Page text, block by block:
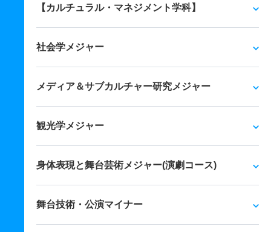
【カルチュラル・マネジメント学科】
社会学メジャー
メディア＆サブカルチャー研究メジャー
観光学メジャー
身体表現と舞台芸術メジャー(演劇コース)
舞台技術・公演マイナー